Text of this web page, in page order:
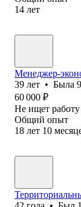
14 лет
Менеджер-
39 лет • Была
60 000 ₽
Не ищет работу
Общий опыт
18 лет 10